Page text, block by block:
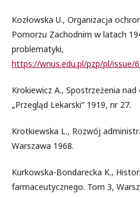
Kozłowska U., Organizacja
Pomorzu Zachodnim w latach
problematyki,
https://wnus.edu.pl/pzp/pl/issue/
Krokiewicz A., Spostrzeżenia
„Przegląd Lekarski” 1919, nr 27.
Krotkiewska L., Rozwój
Warszawa 1968.
Kurkowska-Bondarecka K.,
farmaceutycznego. Tom 3,